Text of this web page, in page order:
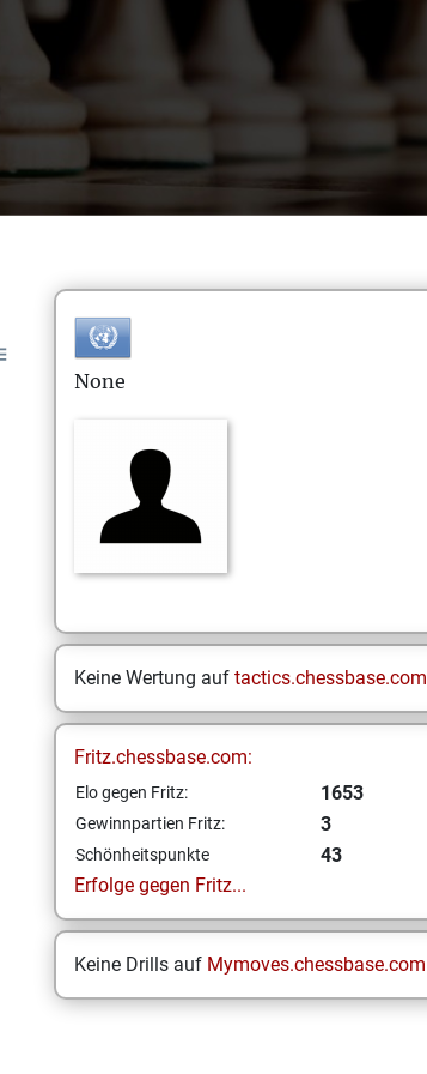
None
Keine Wertung auf tactics.chessbase.com
Fritz.chessbase.com:
Elo gegen Fritz: 1653
Gewinnpartien Fritz: 3
Schönheitspunkte
43
Erfolge gegen Fritz...
Keine Drills auf Mymoves.chessbase.com